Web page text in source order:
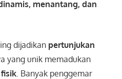
menantang, dan
dijadikan pertunjukan
yang unik memadukan
. Banyak penggemar